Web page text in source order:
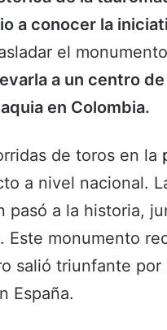
a conocer la
el
a un centro de
en Colombia.
de toros en la
a nivel nacional.
pasó a la historia,
monumento
salió triunfante
España.